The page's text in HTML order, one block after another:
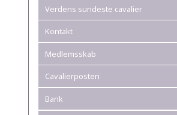
Verdens sundeste cavalier
Kontakt
Medlemsskab
Cavalierposten
Bank